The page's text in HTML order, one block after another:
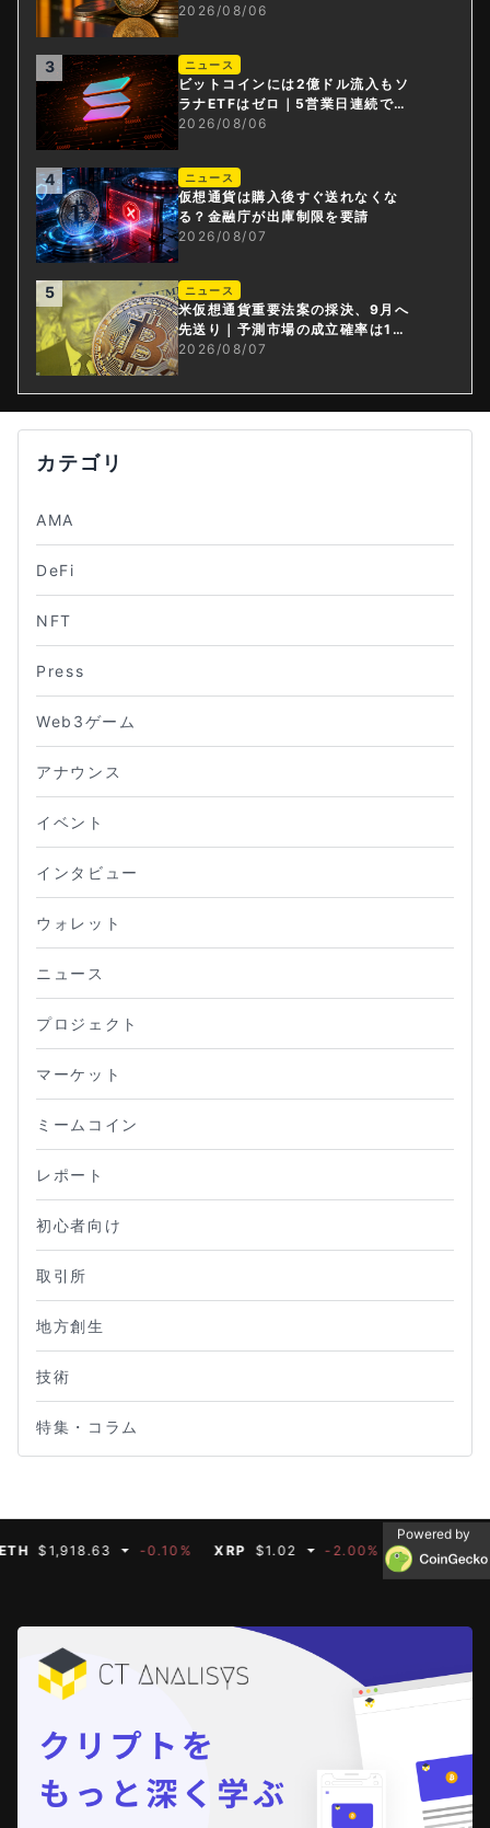
ドル減
2026/08/06
3 ニュース
ビットコインには2億ドル流入もソ
ラナETFはゼロ｜5営業日連続で停
止
2026/08/06
4 ニュース
仮想通貨は購入後すぐ送れなくな
る？金融庁が出庫制限を要請
2026/08/07
5 ニュース
米仮想通貨重要法案の採決、9月へ
先送り｜予測市場の成立確率は1
4%に
2026/08/07
カテゴリ
AMA
DeFi
NFT
Press
Web3ゲーム
アナウンス
イベント
インタビュー
ウォレット
ニュース
プロジェクト
マーケット
ミームコイン
レポート
初心者向け
取引所
地方創生
技術
特集・コラム
$1,918.63 -0.10% XRP $1.02 -2.00% BNB $592.66
Powered by